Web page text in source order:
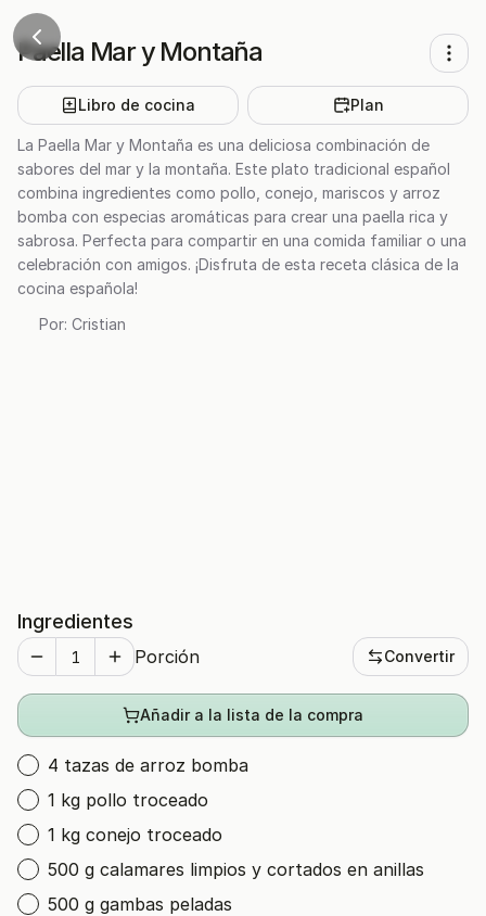
Paella Mar y Montaña
Libro de cocina Plan
La Paella Mar y Montaña es una deliciosa combinación de
sabores del mar y la montaña. Este plato tradicional español
combina ingredientes como pollo, conejo, mariscos y arroz
bomba con especias aromáticas para crear una paella rica y
sabrosa. Perfecta para compartir en una comida familiar o una
celebración con amigos. ¡Disfruta de esta receta clásica de la
cocina española!
Por: Cristian
Ingredientes
Porción Convertir
Añadir a la lista de la compra
4 tazas de arroz bomba
1 kg pollo troceado
1 kg conejo troceado
500 g calamares limpios y cortados en anillas
500 g gambas peladas